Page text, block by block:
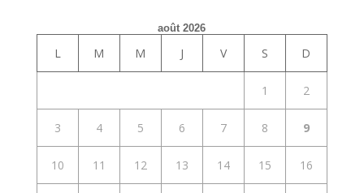
août 2026
L M M J V S D
1 2
3 4 5 6 7 8 9
10 11 12 13 14 15 16